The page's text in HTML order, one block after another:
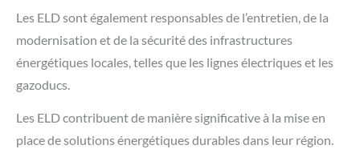
Les ELD sont également responsables de l’entretien, de la
modernisation et de la sécurité des infrastructures
énergétiques locales, telles que les lignes électriques et les
gazoducs.
Les ELD contribuent de manière significative à la mise en
place de solutions énergétiques durables dans leur région.